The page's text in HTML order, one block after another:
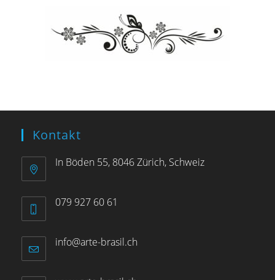
Kontakt
In Böden 55, 8046 Zürich, Schweiz
079 927 60 61
info@arte-brasil.ch